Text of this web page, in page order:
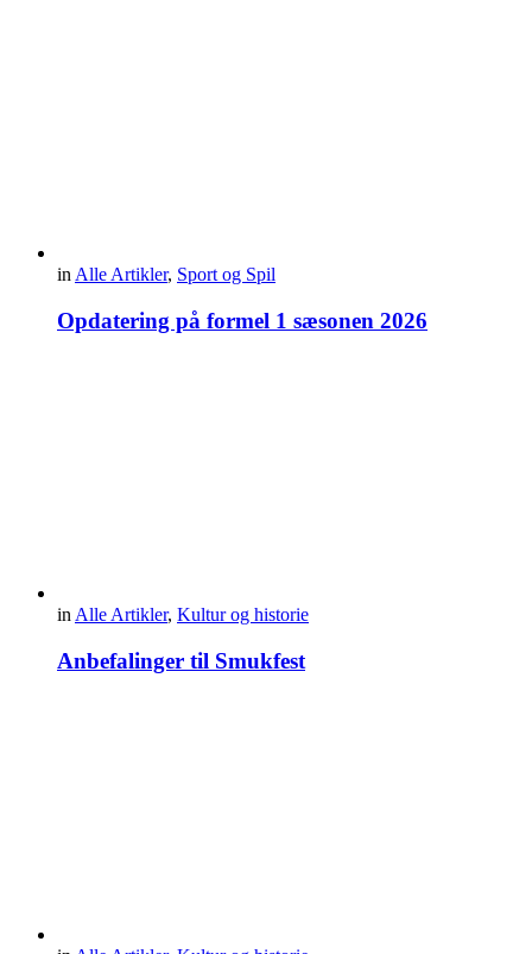
in Alle Artikler, Sport og Spil
Opdatering på formel 1 sæsonen 2026
inAlle Artikler, Kultur og historie
Anbefalinger til Smukfest